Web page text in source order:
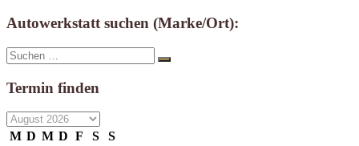
Autowerkstatt suchen (Marke/Ort):
Suche
nach:
Suchen
Termin finden
M D M D F S
S